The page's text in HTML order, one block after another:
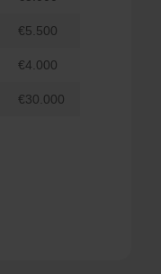
€5.500
€4.000
€30.000